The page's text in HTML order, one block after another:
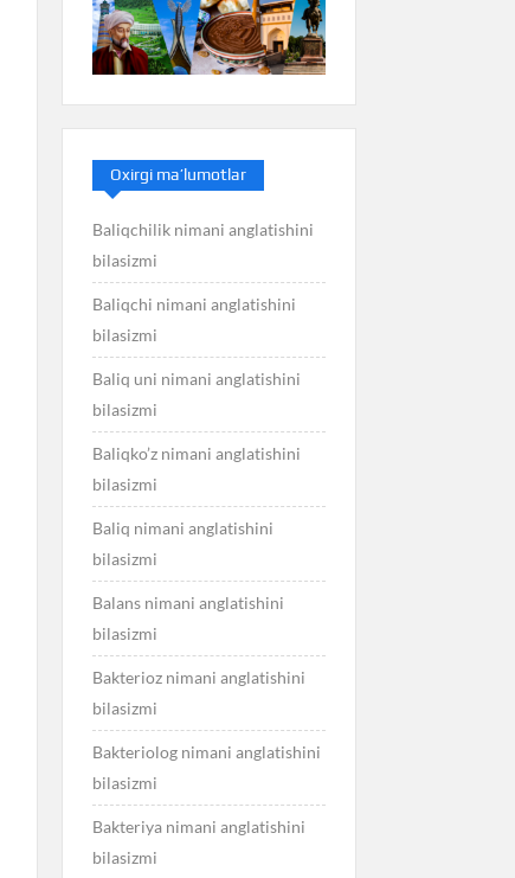
Oxirgi ma’lumotlar
Baliqchilik nimani anglatishini
bilasizmi
Baliqchi nimani anglatishini
bilasizmi
Baliq uni nimani anglatishini
bilasizmi
Baliqko’z nimani anglatishini
bilasizmi
Baliq nimani anglatishini
bilasizmi
Balans nimani anglatishini
bilasizmi
Bakterioz nimani anglatishini
bilasizmi
Bakteriolog nimani anglatishini
bilasizmi
Bakteriya nimani anglatishini
bilasizmi